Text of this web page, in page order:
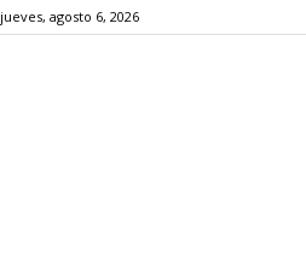
jueves, agosto 6, 2026